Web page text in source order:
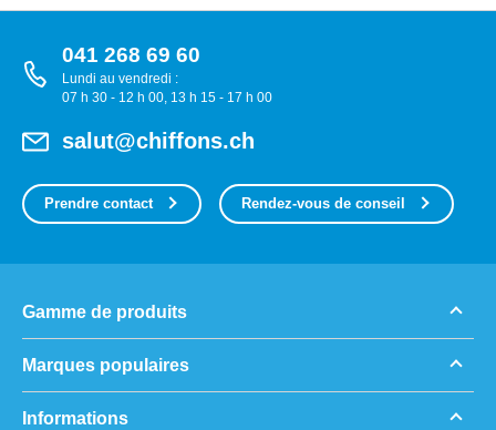
041 268 69 60
Lundi au vendredi :
07 h 30 - 12 h 00, 13 h 15 - 17 h 00
salut@chiffons.ch
Prendre contact Rendez-vous de conseil
Gamme de produits
Marques populaires
Informations